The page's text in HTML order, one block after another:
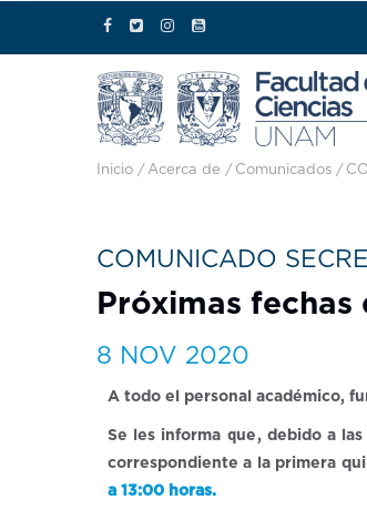
Ruta de
Inicio / Acerca de / Comunicados /
COMUNICADO
Próximas fechas
8 NOV 2020
A todo el personal académico,
Se les informa que, debido a
correspondiente a la primera
a 13:00 horas.